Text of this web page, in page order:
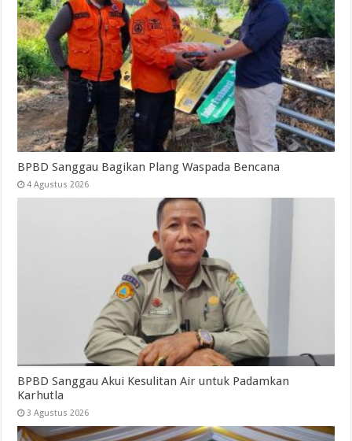
BPBD Sanggau Bagikan Plang Waspada Bencana
4 Agustus 2026
BPBD Sanggau Akui Kesulitan Air untuk Padamkan
Karhutla
3 Agustus 2026